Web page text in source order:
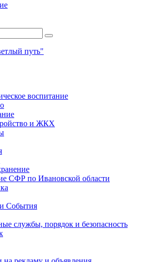
Поиск
путь"
воспитание
и ЖКХ
СФР по Ивановской области
События
службы, порядок и безопасность